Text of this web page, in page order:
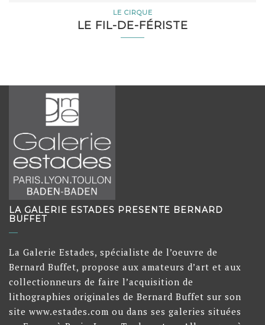
LE CIRQUE
LE FIL-DE-FÉRISTE
LA GALERIE ESTADES PRESENTE BERNARD
BUFFET
La Galerie Estades, spécialiste de l’oeuvre de
Bernard Buffet, propose aux amateurs d’art et aux
collectionneurs de faire l’acquisition de
lithographies originales de Bernard Buffet sur son
site www.estades.com ou dans ses galeries situées